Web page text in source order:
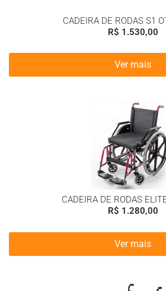
CADEIRA DE RODAS S1
R$ 1.530,00
Ver mais
CADEIRA DE RODAS
R$ 1.280,00
Ver mais